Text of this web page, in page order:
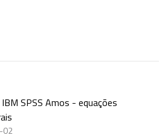
SPSS Amos - equações
02